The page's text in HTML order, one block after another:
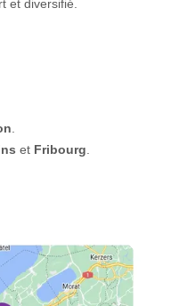
et diversifié.
et Fribourg